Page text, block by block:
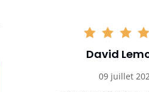
David
09 juillet